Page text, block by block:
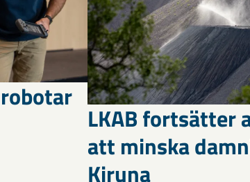
LKAB fortsätter
att minska
Kiruna